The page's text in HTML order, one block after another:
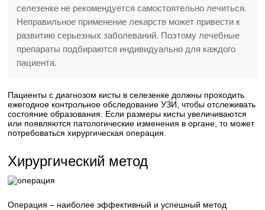
селезенке не рекомендуется самостоятельно лечиться.
Неправильное применение лекарств может привести к
развитию серьезных заболеваний. Поэтому лечебные
препараты подбираются индивидуально для каждого
пациента.
Пациенты с диагнозом кисты в селезенке должны проходить
ежегодное контрольное обследование УЗИ, чтобы отслеживать
состояние образования. Если размеры кисты увеличиваются
или появляются патологические изменения в органе, то может
потребоваться хирургическая операция.
Хирургический метод
Операция – наиболее эффективный и успешный метод